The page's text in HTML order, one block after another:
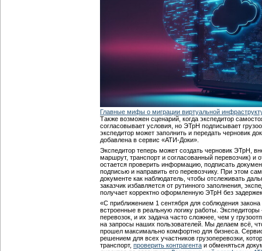
Главные мифы о миграции виртуальной
Также возможен сценарий, когда экспедитор
согласовывает условия, но ЭТрН подписывает
экспедитор может заполнить и передать черновик
добавлена в сервис «АТИ-Доки».
Экспедитор теперь может создать черновик ЭТрН,
маршрут, транспорт и согласованный перевозчик) и
остается проверить информацию, подписать
подписью и направить его перевозчику. При этом
документе как наблюдатель, чтобы отслеживать
заказчик избавляется от рутинного заполнения,
получает корректно оформленную ЭТрН без
«С приближением 1 сентября для соблюдения
встроенные в реальную логику работы. Экспедиторы
перевозок, и их задача часто сложнее, чем у
на запросы наших пользователей. Мы делаем всё,
прошел максимально комфортно для бизнеса.
решением для всех участников грузоперевозки,
транспорт, проверить контрагента и обменяться